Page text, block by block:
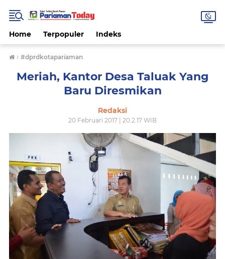
Home Terpopuler Indeks
› #dprdkotapariaman
Meriah, Kantor Desa Taluak Yang
Baru Diresmikan
Redaksi
20 Februari 2017 | 20.2.17 WIB